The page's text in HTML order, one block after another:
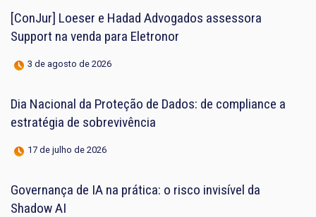
[ConJur] Loeser e Hadad Advogados assessora
Support na venda para Eletronor
3 de agosto de 2026
Dia Nacional da Proteção de Dados: de compliance a
estratégia de sobrevivência
17 de julho de 2026
Governança de IA na prática: o risco invisível da
Shadow AI